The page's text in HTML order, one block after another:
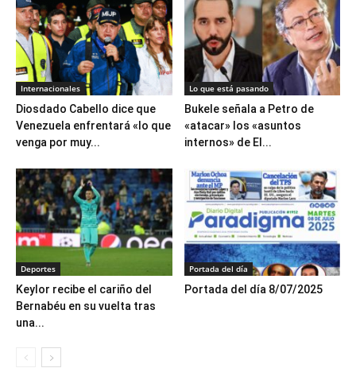
Internacionales
Diosdado Cabello dice que
Venezuela enfrentará «lo que
venga por muy...
Lo que está pasando
Bukele señala a Petro de
«atacar» los «asuntos
internos» de El...
Deportes
Keylor recibe el cariño del
Bernabéu en su vuelta tras
una...
Portada del día
Portada del día 8/07/2025